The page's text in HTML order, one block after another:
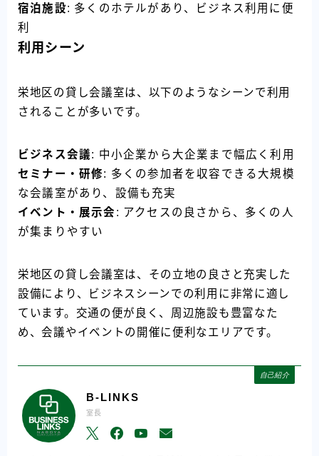
宿泊施設: 多くのホテルがあり、ビジネス利用に便
利
利用シーン
栄地区の貸し会議室は、以下のようなシーンで利用
されることが多いです。
ビジネス会議: 中小企業から大企業まで幅広く利用
セミナー・研修: 多くの参加者を収容できる大規模
な会議室があり、設備も充実
イベント・展示会 : アクセスの良さから、多くの人
が集まりやすい
栄地区の貸し会議室は、その立地の良さと充実した
設備により、ビジネスシーンでの利用に非常に適し
ています。交通の便が良く、周辺施設も豊富なた
め、会議やイベントの開催に便利なエリアです。
自己紹介
B-LINKS
室長